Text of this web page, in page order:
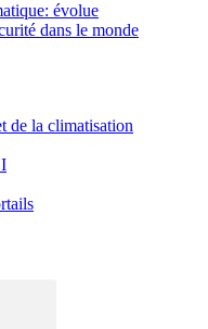
évolue
dans le monde
de la climatisation